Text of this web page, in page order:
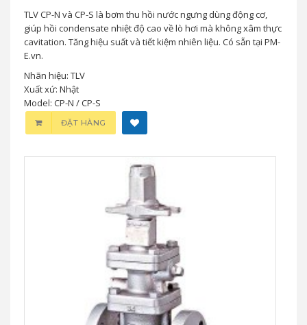
TLV CP-N và CP-S là bơm thu hồi nước ngưng dùng động cơ,
giúp hồi condensate nhiệt độ cao về lò hơi mà không xâm thực
cavitation. Tăng hiệu suất và tiết kiệm nhiên liệu. Có sẵn tại PM-
E.vn.
Nhãn hiệu: TLV
Xuất xứ: Nhật
Model: CP-N / CP-S
ĐẶT HÀNG